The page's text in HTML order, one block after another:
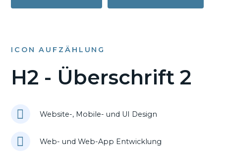
ICON AUFZÄHLUNG
H2 - Überschrift 2
Website-, Mobile- und UI Design
Web- und Web-App Entwicklung